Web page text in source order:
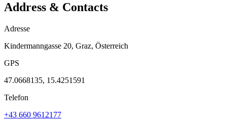
Address & Contacts
Adresse
Kindermanngasse 20, Graz, Österreich
GPS
47.0668135, 15.4251591
Telefon
+43 660 9612177